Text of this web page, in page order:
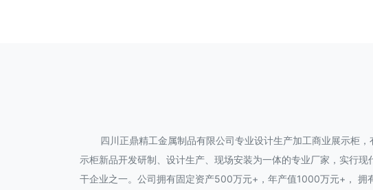
四川正鼎精工金属制品有限公司专业设计生产加工商业展示柜
示柜新品开发研制、设计生产、现场安装为一体的专业厂家，实行
干企业之一。公司拥有固定资产500万元+，年产值1000万元+， 拥